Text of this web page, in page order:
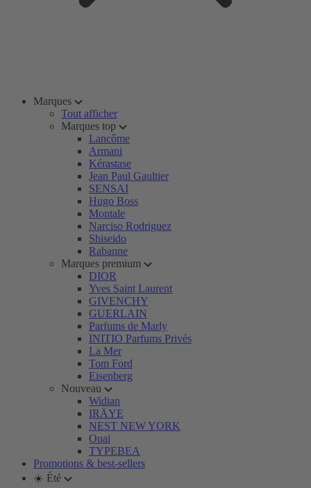
Marques
Tout afficher
Marques top
Lancôme
Armani
Kérastase
Jean Paul Gaultier
SENSAI
Hugo Boss
Montale
Narciso Rodriguez
Shiseido
Rabanne
Marques premium
DIOR
Yves Saint Laurent
GIVENCHY
GUERLAIN
Parfums de Marly
INITIO Parfums Privés
La Mer
Tom Ford
Eisenberg
Nouveau
Widian
IRÄYE
NEST NEW YORK
Ouai
TYPEBEA
Promotions & best-sellers
☀️ Été